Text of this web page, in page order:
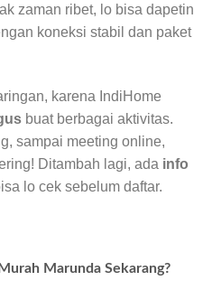
zaman ribet, lo bisa dapetin
koneksi stabil dan paket
karena IndiHome
buat berbagai aktivitas.
sampai meeting online,
Ditambah lagi, ada info
lo cek sebelum daftar.
Marunda Sekarang?